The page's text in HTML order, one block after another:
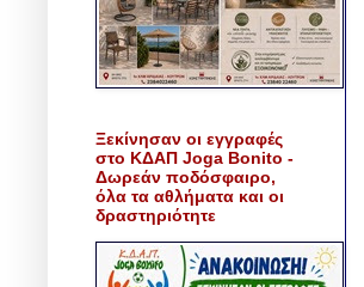
Ξεκίνησαν οι εγγραφές
στο ΚΔΑΠ Joga Bonito -
Δωρεάν ποδόσφαιρο,
όλα τα αθλήματα και οι
δραστηριότητε